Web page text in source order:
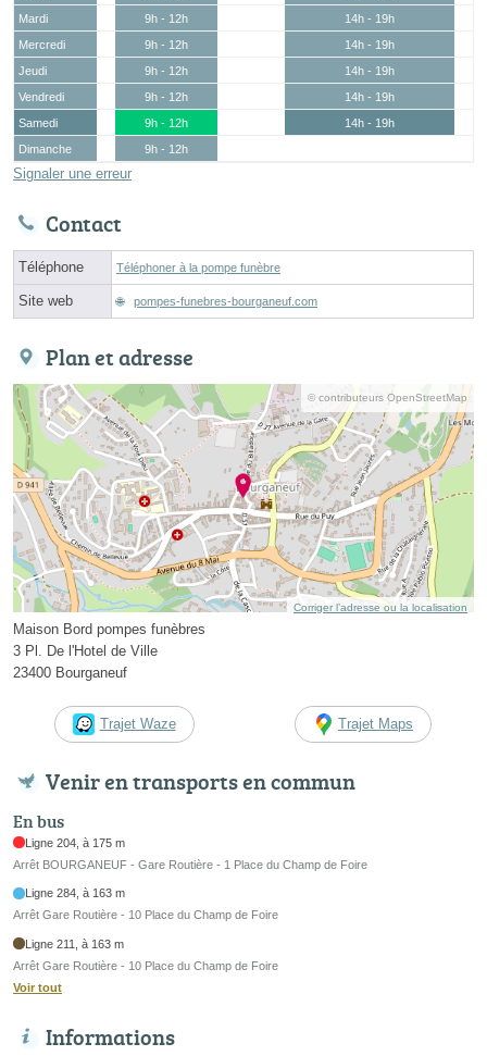
Mardi
9h - 12h
14h - 19h
Mercredi
9h - 12h
14h - 19h
Jeudi
9h - 12h
14h - 19h
Vendredi
9h - 12h
14h - 19h
Samedi
9h - 12h
14h - 19h
Dimanche
9h - 12h
Signaler une erreur
Contact
Téléphone Téléphoner à la pompe funèbre
Site web pompes-funebres-bourganeuf.com
Plan et adresse
© contributeurs OpenStreetMap
Corriger l’adresse ou la localisation
Maison Bord pompes funèbres
3 Pl. De l'Hotel de Ville
23400 Bourganeuf
Trajet Waze Trajet Maps
Venir en transports en commun
En bus
Ligne 204, à 175 m
Arrêt BOURGANEUF - Gare Routière - 1 Place du Champ de Foire
Ligne 284, à 163 m
Arrêt Gare Routière - 10 Place du Champ de Foire
Ligne 211, à 163 m
Arrêt Gare Routière - 10 Place du Champ de Foire
Voir tout
Informations